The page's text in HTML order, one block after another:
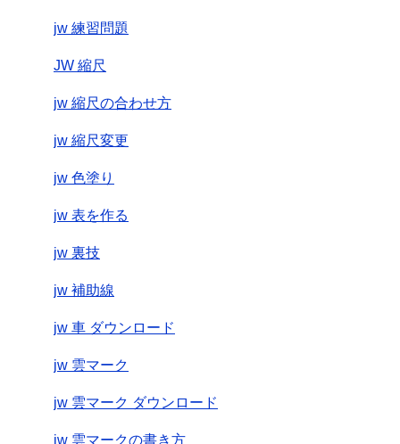
jw 練習問題
JW 縮尺
jw 縮尺の合わせ方
jw 縮尺変更
jw 色塗り
jw 表を作る
jw 裏技
jw 補助線
jw 車 ダウンロード
jw 雲マーク
jw 雲マーク ダウンロード
jw 雲マークの書き方